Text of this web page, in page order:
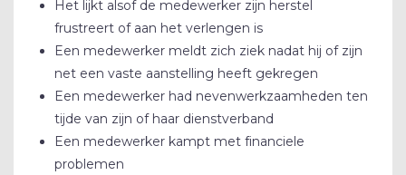
Het lijkt alsof de medewerker zijn herstel
frustreert of aan het verlengen is
Een medewerker meldt zich ziek nadat hij of zijn
net een vaste aanstelling heeft gekregen
Een medewerker had nevenwerkzaamheden ten
tijde van zijn of haar dienstverband
Een medewerker kampt met financiele
problemen